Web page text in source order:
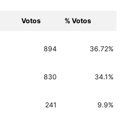
Votos % Votos
894 36.72%
830 34.1%
241 9.9%